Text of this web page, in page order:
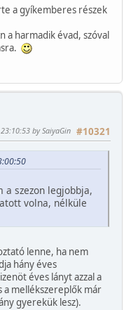
a gyíkemberes részek
a harmadik évad, szóval
#10321
by SaiyaGin
a szezon legjobbja,
volna, nélküle
lenne, ha nem
hány éves
éves lányt azzal a
a mellékszereplők már
gyerekük lesz).